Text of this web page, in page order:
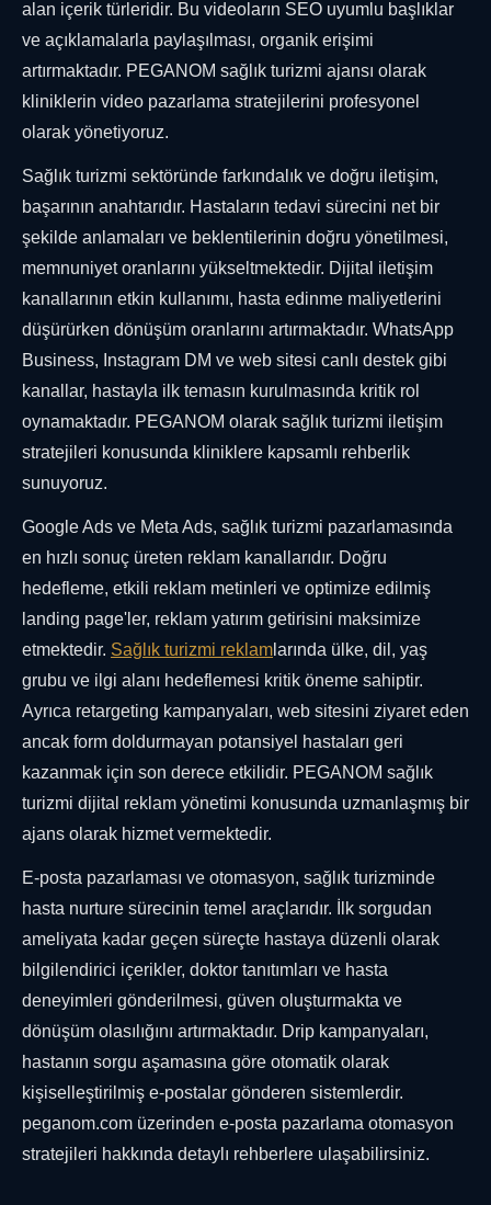
alan içerik türleridir. Bu videoların SEO uyumlu başlıklar
ve açıklamalarla paylaşılması, organik erişimi
artırmaktadır. PEGANOM sağlık turizmi ajansı olarak
kliniklerin video pazarlama stratejilerini profesyonel
olarak yönetiyoruz.
Sağlık turizmi sektöründe farkındalık ve doğru iletişim,
başarının anahtarıdır. Hastaların tedavi sürecini net bir
şekilde anlamaları ve beklentilerinin doğru yönetilmesi,
memnuniyet oranlarını yükseltmektedir. Dijital iletişim
kanallarının etkin kullanımı, hasta edinme maliyetlerini
düşürürken dönüşüm oranlarını artırmaktadır. WhatsApp
Business, Instagram DM ve web sitesi canlı destek gibi
kanallar, hastayla ilk temasın kurulmasında kritik rol
oynamaktadır. PEGANOM olarak sağlık turizmi iletişim
stratejileri konusunda kliniklere kapsamlı rehberlik
sunuyoruz.
Google Ads ve Meta Ads, sağlık turizmi pazarlamasında
en hızlı sonuç üreten reklam kanallarıdır. Doğru
hedefleme, etkili reklam metinleri ve optimize edilmiş
landing page'ler, reklam yatırım getirisini maksimize
etmektedir. Sağlık turizmi reklam larında ülke, dil, yaş
grubu ve ilgi alanı hedeflemesi kritik öneme sahiptir.
Ayrıca retargeting kampanyaları, web sitesini ziyaret eden
ancak form doldurmayan potansiyel hastaları geri
kazanmak için son derece etkilidir. PEGANOM sağlık
turizmi dijital reklam yönetimi konusunda uzmanlaşmış bir
ajans olarak hizmet vermektedir.
E-posta pazarlaması ve otomasyon, sağlık turizminde
hasta nurture sürecinin temel araçlarıdır. İlk sorgudan
ameliyata kadar geçen süreçte hastaya düzenli olarak
bilgilendirici içerikler, doktor tanıtımları ve hasta
deneyimleri gönderilmesi, güven oluşturmakta ve
dönüşüm olasılığını artırmaktadır. Drip kampanyaları,
hastanın sorgu aşamasına göre otomatik olarak
kişiselleştirilmiş e-postalar gönderen sistemlerdir.
peganom.com üzerinden e-posta pazarlama otomasyon
stratejileri hakkında detaylı rehberlere ulaşabilirsiniz.